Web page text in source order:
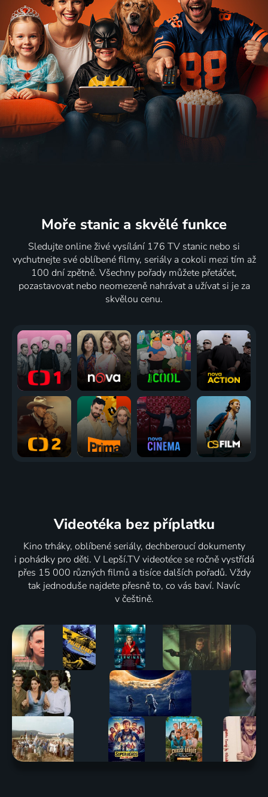
Moře stanic a skvělé funkce
Sledujte online živé vysílání 176 TV stanic nebo si
vychutnejte své oblíbené filmy, seriály a cokoli mezi tím až
100 dní zpětně. Všechny pořady můžete přetáčet,
pozastavovat nebo neomezeně nahrávat a užívat si je za
skvělou cenu.
Videotéka bez příplatku
Kino trháky, oblíbené seriály, dechberoucí dokumenty
i pohádky pro děti. V Lepší.TV videotéce se ročně vystřídá
přes 15 000 různých filmů a tisíce dalších pořadů. Vždy
tak jednoduše najdete přesně to, co vás baví. Navíc
v češtině.